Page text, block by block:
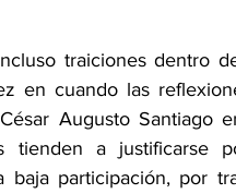
traiciones dentro
en cuando las
Augusto Santiago
tienden a justificarse
participación, por